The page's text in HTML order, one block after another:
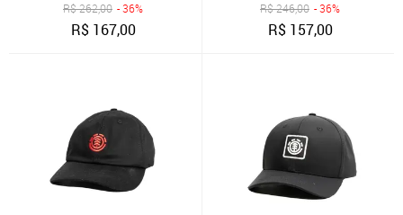
R$262,00 - 36%
R$ 167,00
R$246,00 - 36%
R$ 157,00